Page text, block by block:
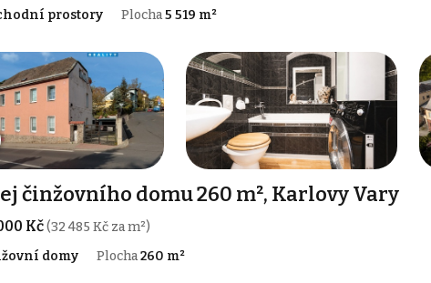
prostory Plocha5 519 m²
činžovního domu 260 m², Karlovy Vary
Kč(32 485 Kč za m²)
domy Plocha260 m²